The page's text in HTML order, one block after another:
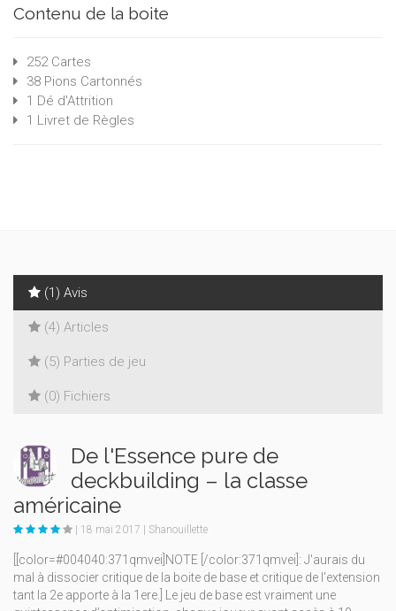
Contenu de la boite
252 Cartes
38 Pions Cartonnés
1 Dé d'Attrition
1 Livret de Règles
(1) Avis
(4) Articles
(5) Parties de jeu
(0) Fichiers
De l'Essence pure de
deckbuilding – la classe
américaine
| 18 mai 2017 | Shanouillette
[[color=#004040:371qmvei]NOTE [/color:371qmvei]: J'aurais du
mal à dissocier critique de la boite de base et critique de l'extension
tant la 2e apporte à la 1ere.] Le jeu de base est vraiment une